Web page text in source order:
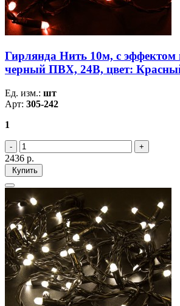
Гирлянда Нить 10м, с эффектом
черный ПВХ, 24В, цвет:
Ед. изм.: шт
Арт: 305-242
1
2436 р.
Купить